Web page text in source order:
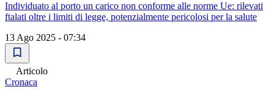
Individuato al porto un carico non conforme alle norme Ue: rilevati
ftalati oltre i limiti di legge, potenzialmente pericolosi per la salute
13 Ago 2025 - 07:34
Articolo
Cronaca